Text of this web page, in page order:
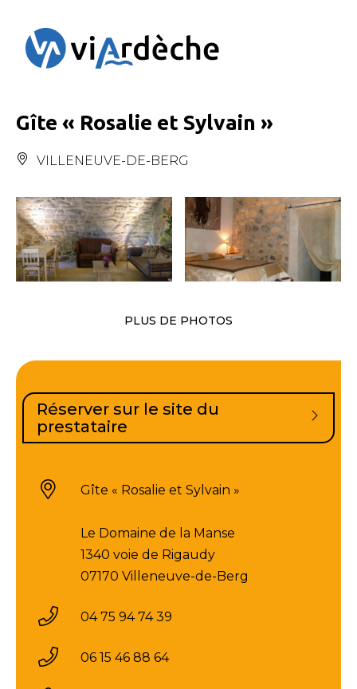
Gîte « Rosalie et Sylvain »
VILLENEUVE-DE-BERG
PLUS DE PHOTOS
Réserver sur le site du
prestataire
Gîte « Rosalie et Sylvain »
Le Domaine de la Manse
1340 voie de Rigaudy
07170 Villeneuve-de-Berg
04 75 94 74 39
06 15 46 88 64